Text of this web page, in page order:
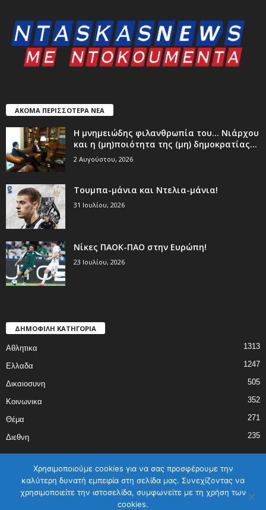
ΑΚΟΜΑ ΠΕΡΙΣΣΟΤΕΡΑ ΝΕΑ
Η μνημειώδης φιλανθρωπία του… Νιάρχου
και η (μη)ποιότητα της (μη) δημοκρατίας...
2 Αυγούστου, 2026
Τουμπα-μάνια και Ντελια-μάνια!
31 Ιουλίου, 2026
Νίκες ΠΑΟΚ-ΠΑΟ στην Ευρώπη!
23 Ιουλίου, 2026
ΔΗΜΟΦΙΛΗ ΚΑΤΗΓΟΡΙΑ
Αθλητικα 1313
Ελλαδα 1247
Δικαιοσυνη 505
Κοινωνικα 352
Θέμα 271
Διεθνη 235
ΑΡΧΙΚΗ ΕΛΛΑΔΑ ΔΙΕΘΝΗ ΔΙΚΑΙΟΣΥΝΗ
ΑΘΛΗΤΙΚΑ
Χρησιμοποιούμε cookies για να σας προσφέρουμε την
καλύτερη δυνατή εμπειρία στη σελίδα μας. Συνεχίζοντας να
χρησιμοποιείτε την ιστοσελίδα, συμφωνείτε με τη χρήση των
cookies.